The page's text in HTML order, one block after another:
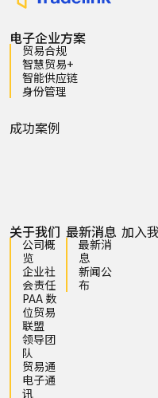
电子企业方案
贸易合规
智慧贸易+
智能供应链
身份管理
成功案例
关于我们
公司概
览
企业社
会责任
PAA 数
位贸易
联盟
领导团
队
贸易通
电子通
讯
最新消息
最新消
息
新闻公
布
加入